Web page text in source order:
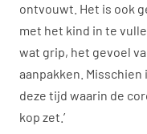
ontvouwt. Het is ook
met het kind in te
wat grip, het gevoel
aanpakken.
deze tijd waarin de
kop zet.’